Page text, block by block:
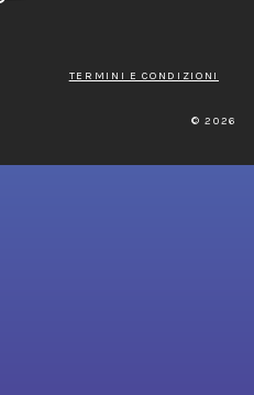
TERMINI E CONDIZIONI
© 2026